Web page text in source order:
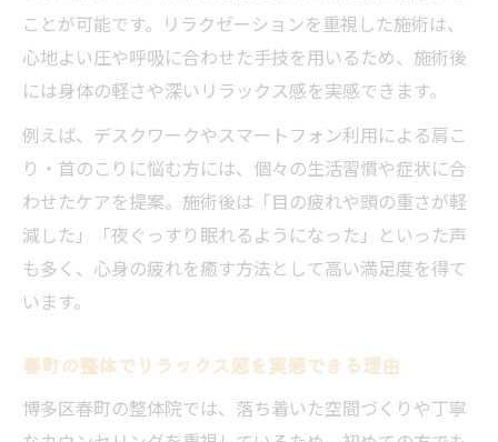
チ
整体ケアで疲れやすい身体が変わる体感
リラクゼーション重視の整体選びのポイン
ト解説
整体で癒しを求める方へのリラクゼーショ
ン提案
リラクゼーション効果が高い整体の見極め
方
整体で心からリラックスできる店の選び方
ことが可能です。リラクゼーションを重視した施術は、
心地よい圧や呼吸に合わせた手技を用いるため、施術後
には身体の軽さや深いリラックス感を実感できます。
例えば、デスクワークやスマートフォン利用による肩こ
り・首のこりに悩む方には、個々の生活習慣や症状に合
わせたケアを提案。施術後は「目の疲れや頭の重さが軽
減した」「夜ぐっすり眠れるようになった」といった声
も多く、心身の疲れを癒す方法として高い満足度を得て
います。
春町の整体でリラックス感を実感できる理由
博多区春町の整体院では、落ち着いた空間づくりや丁寧